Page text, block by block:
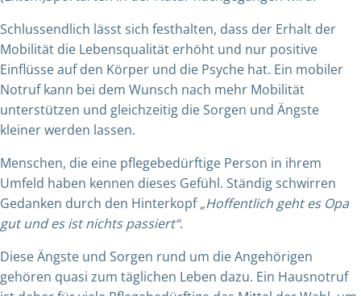
Schlussendlich lässt sich festhalten, dass der Erhalt der
Mobilität die Lebensqualität erhöht und nur positive
Einflüsse auf den Körper und die Psyche hat. Ein mobiler
Notruf kann bei dem Wunsch nach mehr Mobilität
unterstützen und gleichzeitig die Sorgen und Ängste
kleiner werden lassen.
Menschen, die eine pflegebedürftige Person in ihrem
Umfeld haben kennen dieses Gefühl. Ständig schwirren
Gedanken durch den Hinterkopf„Hoffentlich geht es Opa
gut und es ist nichts passiert“.
Diese Ängste und Sorgen rund um die Angehörigen
gehören quasi zum täglichen Leben dazu. Ein Hausnotruf